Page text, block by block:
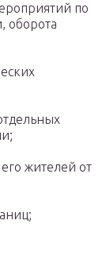
по
оборота
жителей от